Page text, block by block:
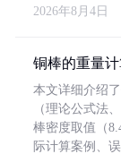
2026年8月4日
铜棒的重量
本文详细介绍
（理论公式法
棒密度取值（
际计算案例、